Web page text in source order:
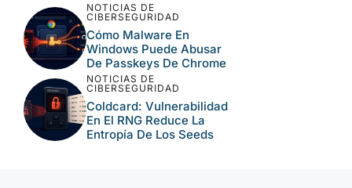
NOTICIAS DE
CIBERSEGURIDAD
Cómo Malware En
Windows Puede Abusar
De Passkeys De Chrome
NOTICIAS DE
CIBERSEGURIDAD
Coldcard: Vulnerabilidad
En El RNG Reduce La
Entropía De Los Seeds